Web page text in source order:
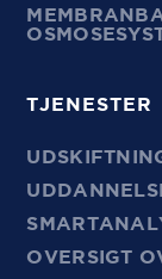
TJENESTER
OVERSIGT